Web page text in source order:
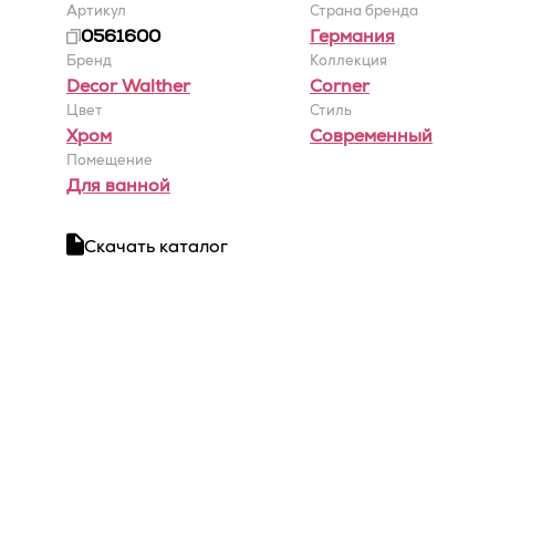
Артикул
0561600
Страна бренда
Германия
Бренд
Decor Walther
Коллекция
Corner
Цвет
Хром
Стиль
Современный
Помещение
Для ванной
Скачать каталог